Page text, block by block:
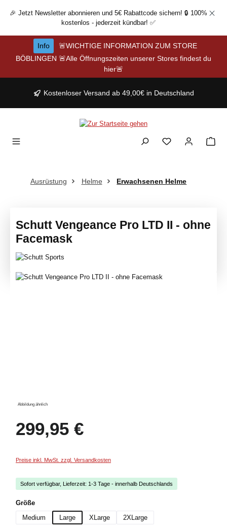
Zum Hauptinhalt springen
🎉 Jetzt Newsletter abonnieren und 5€ Rabattcode sichern! 🔒 100%
kostenlos - jederzeit kündbar! ✅
Info
🚨WICHTIGE INFORMATION ZUM STORE
BÖBLINGEN 🚨Alle Öffnungszeiten unserer Stores findest du
hier🚨
Kostenloser Versand ab 49,00€ in Deutschland
Ausrüstung Helme Erwachsenen Helme
Schutt Vengeance Pro LTD II - ohne
Facemask
Bildergalerie überspringen
Abbildung ähnlich
299,95 €
Preise inkl. MwSt. zzgl. Versandkosten
Sofort verfügbar, Lieferzeit: 1-3 Tage - innerhalb Deutschlands
Größeauswählen
Medium
Large XLarge 2XLarge